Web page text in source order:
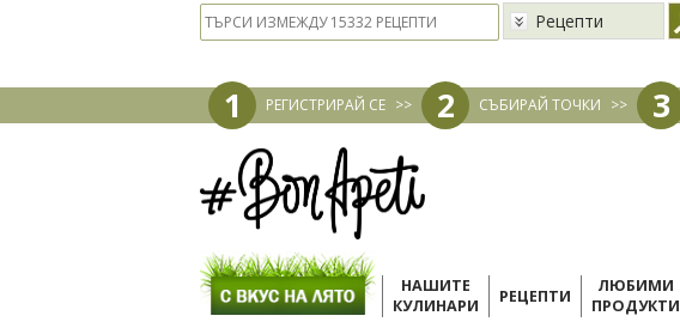
Рецепти
1 РЕГИСТРИРАЙ СЕ >> 2 СЪБИРАЙ ТОЧКИ >> 3
НАШИТЕ
КУЛИНАРИ
РЕЦЕПТИ
ЛЮБИМИ
ПРОДУКТИ